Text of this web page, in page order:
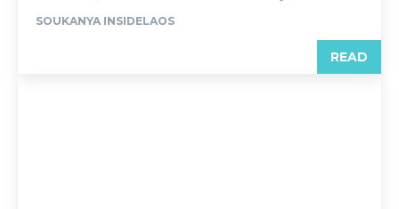
SOUKANYA INSIDELAOS
READ